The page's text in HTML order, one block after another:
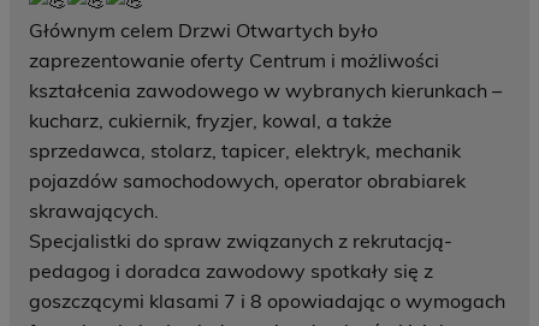
Głównym celem Drzwi Otwartych było
zaprezentowanie oferty Centrum i możliwości
kształcenia zawodowego w wybranych kierunkach –
kucharz, cukiernik, fryzjer, kowal, a także
sprzedawca, stolarz, tapicer, elektryk, mechanik
pojazdów samochodowych, operator obrabiarek
skrawających.
Specjalistki do spraw związanych z rekrutacją-
pedagog i doradca zawodowy spotkały się z
goszczącymi klasami 7 i 8 opowiadając o wymogach